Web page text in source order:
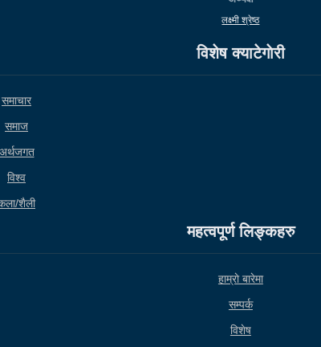
लक्ष्मी श्रेष्ठ
विशेष क्याटेगाेरी
समाचार
समाज
अर्थजगत
विश्व
शैली
महत्वपूर्ण लिङ्कहरु
हाम्राे बारेमा
सम्पर्क
विशेष